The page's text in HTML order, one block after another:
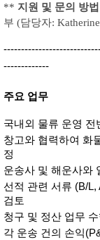
** 지원 및 문의 방
부 (담당자:
-------------
주요 업무
국내외 물류 운영 전
창고와 협력하여 화
정
운송사 및 해운사와
선적 관련 서류 (B/L,
검토
청구 및 정산 업무
각 운송 건의 손익